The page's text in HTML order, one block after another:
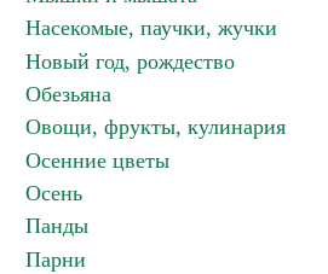
Насекомые, паучки, жучки
Новый год, рождество
Обезьяна
Овощи, фрукты, кулинария
Осенние цветы
Осень
Панды
Парни